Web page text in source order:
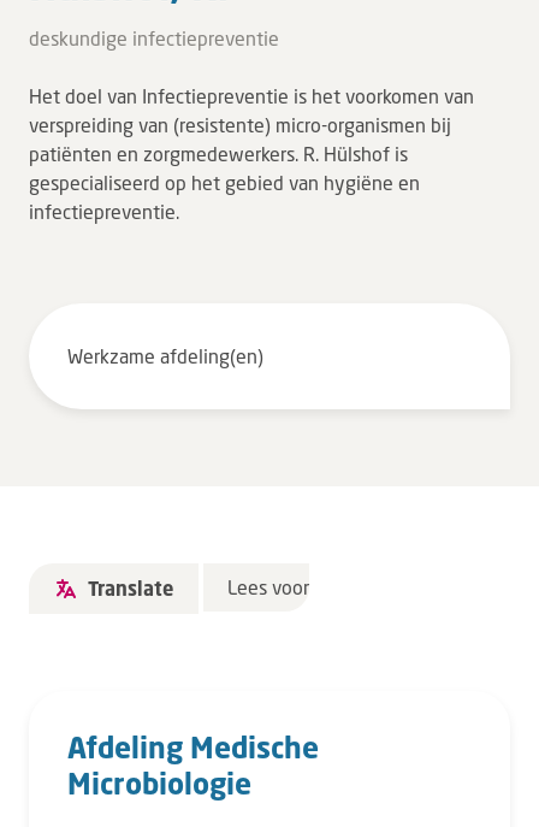
Tarieven en vergoeding
Uw gegevens
Wachttijden
Bezoek
Leren
Over ons
deskundige infectiepreventie
Het doel van Infectiepreventie is het voorkomen van
verspreiding van (resistente) micro-organismen bij
patiënten en zorgmedewerkers. R. Hülshof is
gespecialiseerd op het gebied van hygiëne en
infectiepreventie.
Werkzame afdeling(en)
Translate Lees voor
Afdeling Medische
Microbiologie